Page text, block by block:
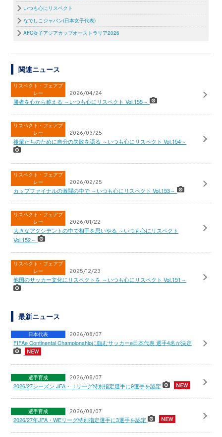
いつも心にリスペクト
なでしこジャパン(日本女子代表)
AFC女子アジアカップオーストラリア2026
関連ニュース
リスペクト・フェアプ
レー
2026/04/24
勝者を心から称える ～いつも心にリスペクト Vol.155～
リスペクト・フェアプ
レー
2026/03/25
後輩たちのために自分の失敗を語る ～いつも心にリスペクト Vol.154～
リスペクト・フェアプ
レー
2026/02/25
カップファイナルの激闘の中で ～いつも心にリスペクト Vol.153～
リスペクト・フェアプ
レー
2026/01/22
大きなアクシデントの中で相手を思いやる ～いつも心にリスペクト
Vol.152～
リスペクト・フェアプ
レー
2025/12/23
他国のサッカー文化にリスペクトを ～いつも心にリスペクト Vol.151～
最新ニュース
日本代表 2026/08/07
FIFAe Continental Championshipに臨むサッカーe日本代表 選手4名が決定
選手育成 2026/08/07
2026/27シーズン JFA・Ｊリーグ特別指定選手に9選手を認定
選手育成 2026/08/07
2026/27年JFA・WEリーグ特別指定選手に3選手を認定